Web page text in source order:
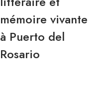
mémoire vivante
à Puerto del
Rosario